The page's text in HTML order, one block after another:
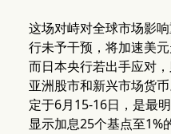
这场对峙对全球市场影
行未予干预，将加速美
而日本央行若出手应对
亚洲股市和新兴市场货
定于6月15-16日，是最
显示加息25个基点至1%